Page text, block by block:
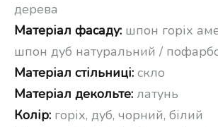
дерева
Матеріал фасаду: шпон горіх
шпон дуб натуральний /
Матеріал стільниці: скло
Матеріал декольте: латунь
Колір: горіх, дуб, чорний, білий